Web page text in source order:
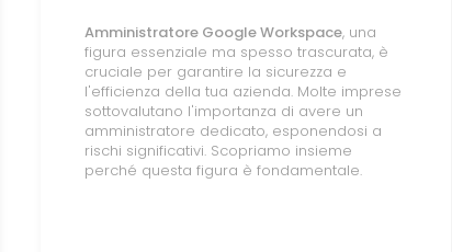
Amministratore Google Workspace, una
figura essenziale ma spesso trascurata, è
cruciale per garantire la sicurezza e
l'efficienza della tua azienda. Molte imprese
sottovalutano l'importanza di avere un
amministratore dedicato, esponendosi a
rischi significativi. Scopriamo insieme
perché questa figura è fondamentale.